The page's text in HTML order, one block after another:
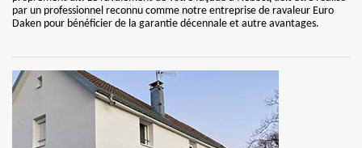
par un professionnel reconnu comme notre entreprise de ravaleur Euro
Daken pour bénéficier de la garantie décennale et autre avantages.